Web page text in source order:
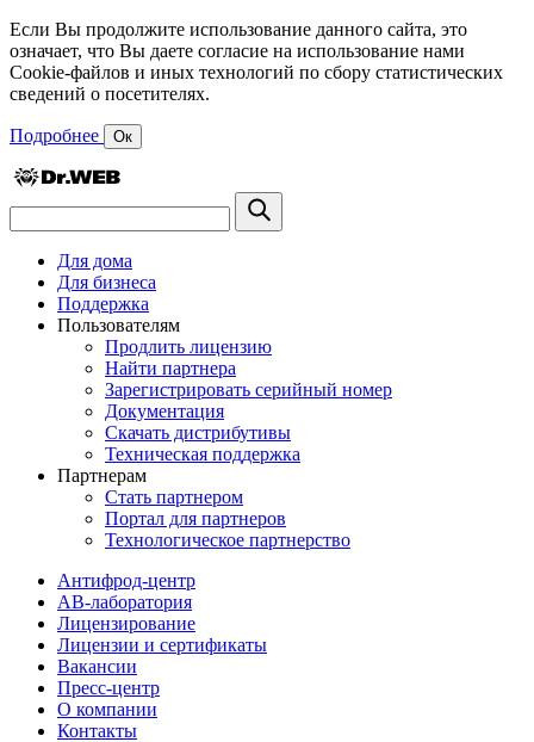
Если Вы продолжите использование данного сайта, это
означает, что Вы даете согласие на использование нами
Cookie-файлов и иных технологий по сбору статистических
сведений о посетителях.
Подробнее Ок
Для дома
Для бизнеса
Поддержка
Пользователям
Продлить лицензию
Найти партнера
Зарегистрировать серийный номер
Документация
Скачать дистрибутивы
Техническая поддержка
Партнерам
Стать партнером
Портал для партнеров
Технологическое партнерство
Антифрод-центр
АВ-лаборатория
Лицензирование
Лицензии и сертификаты
Вакансии
Пресс-центр
О компании
Контакты